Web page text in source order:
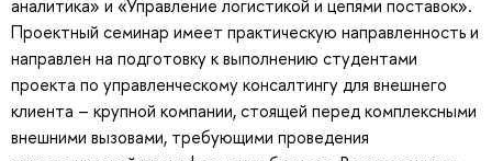
аналитика» и «Управление логистикой и цепями поставок».
Проектный семинар имеет практическую направленность и
направлен на подготовку к выполнению студентами
проекта по управленческому консалтингу для внешнего
клиента – крупной компании, стоящей перед комплексными
внешними вызовами, требующими проведения